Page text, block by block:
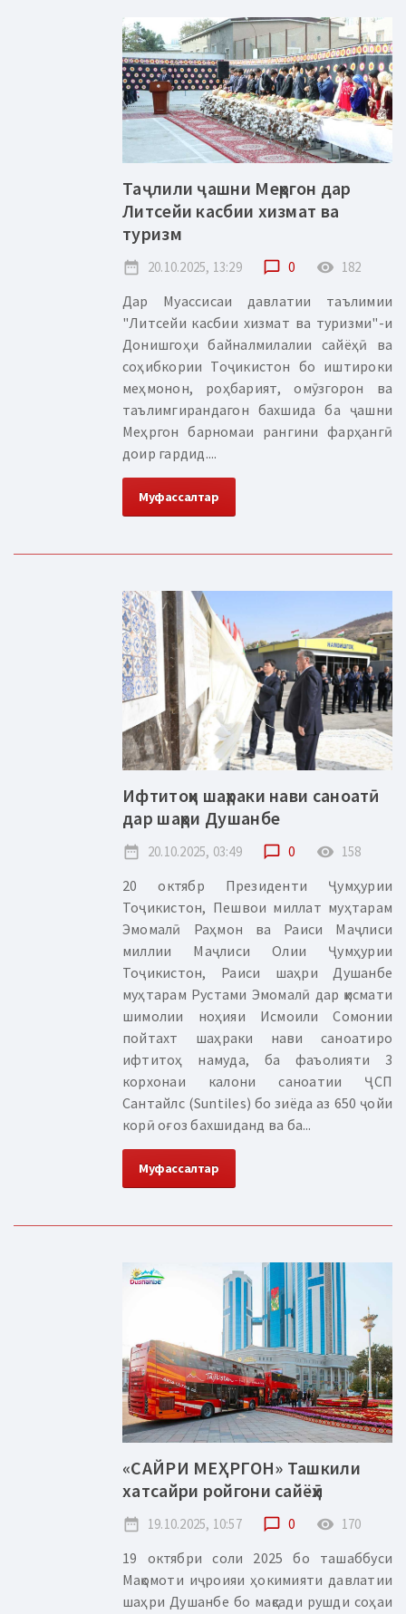
Таҷлили ҷашни Меҳргон дар
Литсейи касбии хизмат ва
туризм
date_range 20.10.2025, 13:29 chat_bubble_outline 0 remove_red_eye 182
Дар Муассисаи давлатии таълимии
"Литсейи касбии хизмат ва туризми"-и
Донишгоҳи байналмилалии сайёҳӣ ва
соҳибкории Тоҷикистон бо иштироки
меҳмонон, роҳбарият, омӯзгорон ва
таълимгирандагон бахшида ба ҷашни
Меҳргон барномаи рангини фарҳангӣ
доир гардид....
Муфассалтар
Ифтитоҳи шаҳраки нави саноатӣ
дар шаҳри Душанбе
date_range 20.10.2025, 03:49 chat_bubble_outline 0 remove_red_eye 158
20 октябр Президенти Ҷумҳурии
Тоҷикистон, Пешвои миллат муҳтарам
Эмомалӣ Раҳмон ва Раиси Маҷлиси
миллии Маҷлиси Олии Ҷумҳурии
Тоҷикистон, Раиси шаҳри Душанбе
муҳтарам Рустами Эмомалӣ дар қисмати
шимолии ноҳияи Исмоили Сомонии
пойтахт шаҳраки нави саноатиро
ифтитоҳ намуда, ба фаъолияти 3
корхонаи калони саноатии ҶСП
Сантайлс (Suntiles) бо зиёда аз 650 ҷойи
корӣ оғоз бахшиданд ва ба...
Муфассалтар
«САЙРИ МЕҲРГОН» Ташкили
хатсайри ройгони сайёҳӣ
date_range 19.10.2025, 10:57 chat_bubble_outline 0 remove_red_eye 170
19 октябри соли 2025 бо ташаббуси
Мақомоти иҷроияи ҳокимияти давлатии
шаҳри Душанбе бо мақсади рушди соҳаи